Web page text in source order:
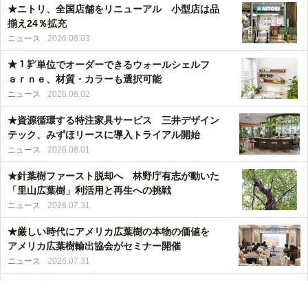
★ニトリ、全国店舗をリニューアル 小型店は品
揃え24％拡充
ニュース 2026.08.03
★１㌢単位でオーダーできるウォールシェルフ
ａｒｎｅ、材質・カラーも選択可能
ニュース 2026.08.02
★資源循環する特注家具サービス 三井デザイン
テック、みずほリースに導入トライアル開始
ニュース 2026.08.01
★針葉樹ファースト脱却へ 林野庁有志が動いた
「里山広葉樹」利活用と再生への挑戦
ニュース 2026.07.31
★厳しい時代にアメリカ広葉樹の本物の価値を
アメリカ広葉樹輸出協会がセミナー開催
ニュース 2026.07.31